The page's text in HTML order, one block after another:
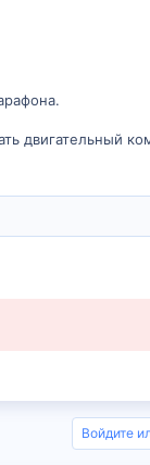
двигательный
Войдите